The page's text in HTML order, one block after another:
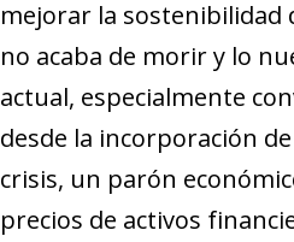
mejorar la sostenibilidad
no acaba de morir y lo
actual, especialmente
desde la incorporación
crisis, un parón
precios de activos